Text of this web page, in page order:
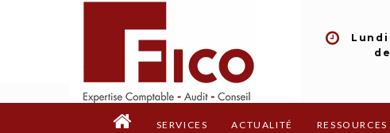
SERVICES ACTUALITÉ RESSOURCES